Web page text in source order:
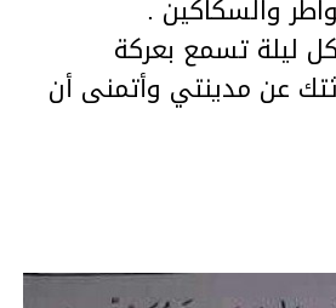
والسكاكين .
ليلة تسمع بعركة
عن مدينتي وأتمنى أن